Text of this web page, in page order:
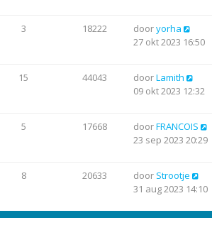
3 18222 dooryorha
27 okt 2023 16:50
15 44043 doorLamith
09 okt 2023 12:32
5 17668 doorFRANCOIS
23 sep 2023 20:29
8 20633 door Strootje
31 aug 2023 14:10